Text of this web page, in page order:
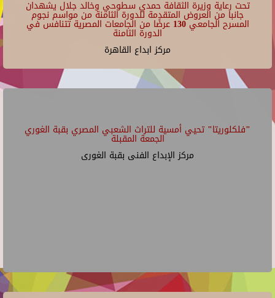
تحت رعاية وزيرة الثقافة حمدي سطوحي وخالد جلال يشهدان
جانبا من العروض المتقدمة للدورة الثامنة من مواسم نجوم
المسرح الجامعي 130 عرضًا من الجامعات المصرية تتنافس في
الدورة الثامنة
مركز ابداع القاهرة
"فلكلوريتا" تحيي أمسية للتراث الشعبي المصري بقبة الغوري
الجمعة المقبلة
مركز الإبداع الفنى بقبة الغورى